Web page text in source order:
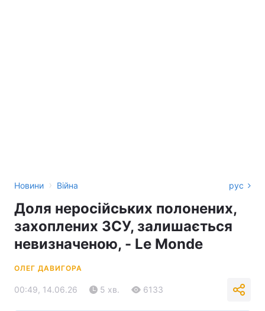
Новини › Війна рус
Доля неросійських полонених,
захоплених ЗСУ, залишається
невизначеною, - Le Monde
ОЛЕГ ДАВИГОРА
00:49, 14.06.26 5 хв. 6133